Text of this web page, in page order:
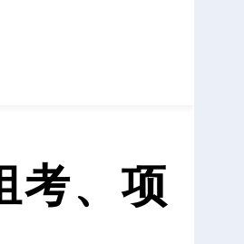
考、项